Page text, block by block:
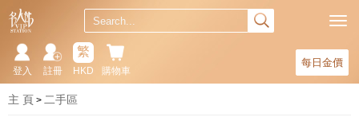
每日金價
購物車
繁
HKD
註冊
登入
主 頁 二手區